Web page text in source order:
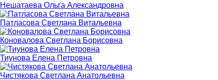
Нешатаева Ольга Александровна
Патласова Светлана Витальевна
Коновалова Светлана Борисовна
Тиунова Елена Петровна
Чистякова Светлана Анатольевна